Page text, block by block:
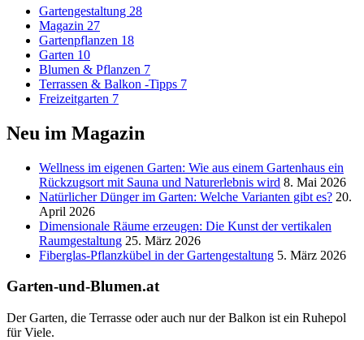
Gartengestaltung 28
Magazin 27
Gartenpflanzen 18
Garten 10
Blumen & Pflanzen 7
Terrassen & Balkon -Tipps 7
Freizeitgarten 7
Neu im Magazin
Wellness im eigenen Garten: Wie aus einem Gartenhaus ein
Rückzugsort mit Sauna und Naturerlebnis wird 8. Mai 2026
Natürlicher Dünger im Garten: Welche Varianten gibt es? 20.
April 2026
Dimensionale Räume erzeugen: Die Kunst der vertikalen
Raumgestaltung 25. März 2026
Fiberglas-Pflanzkübel in der Gartengestaltung 5. März 2026
Garten-und-Blumen.at
Der Garten, die Terrasse oder auch nur der Balkon ist ein Ruhepol
für Viele.